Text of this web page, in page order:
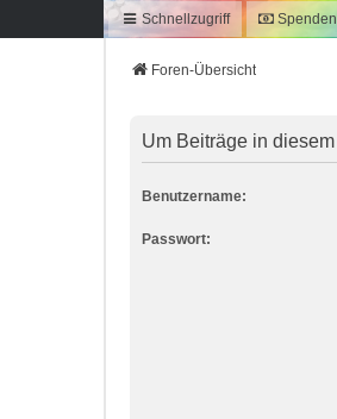
Schnellzugriff Spenden
Foren-Übersicht
Um Beiträge in
Benutzername:
Passwort: